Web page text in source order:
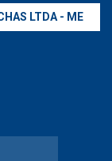
LTDA - ME